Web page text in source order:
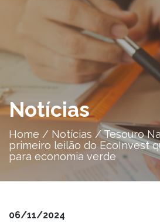
Notícias
Home / Notícias /Tesouro
primeiro leilão do EcoInvest
para economia verde
06/11/2024